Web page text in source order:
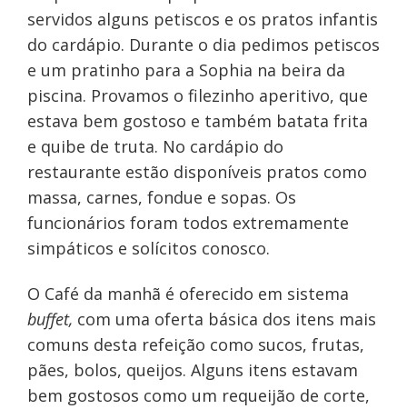
servidos alguns petiscos e os pratos infantis
do cardápio. Durante o dia pedimos petiscos
e um pratinho para a Sophia na beira da
piscina. Provamos o filezinho aperitivo, que
estava bem gostoso e também batata frita
e quibe de truta. No cardápio do
restaurante estão disponíveis pratos como
massa, carnes, fondue e sopas. Os
funcionários foram todos extremamente
simpáticos e solícitos conosco.
O Café da manhã é oferecido em sistema
buffet, com uma oferta básica dos itens mais
comuns desta refeição como sucos, frutas,
pães, bolos, queijos. Alguns itens estavam
bem gostosos como um requeijão de corte,